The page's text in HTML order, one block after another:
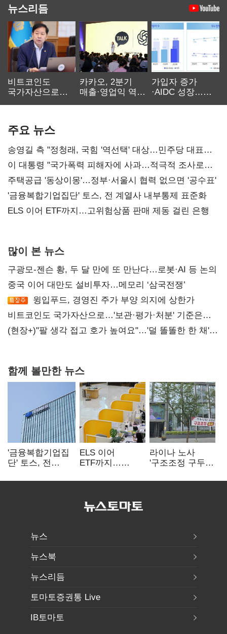
뉴스리듬
비트코인도
국가자산으로…'
카카오, 2분기
매출·영업익 역대
가입자 증가
·AIDC 성장…
주요 뉴스
송영길 측 "정청래, 국힘 '역선택' 대상…민주당 대표로
총선 지휘 못해"
이 대통령 "국가폭력 피해자에 사과…적극적 조사로
진실 밝혀야"
주택공급 '동상이몽'…정부·서울시 협력 없으면 '공수표'
'금융복합기업집단' 토스, 전 계열사 내부통제 표준화
ELS 이어 ETF까지…고위험상품 판매 제동 걸린 은행
많이 본 뉴스
구광모-젠슨 황, 두 달 만에 또 만난다…로봇·AI 등 논의
중국 이어 대만도 설비투자…메모리 ‘삼국전쟁’
윙입푸드, 경영진 주가 부양 의지에 상한가
비트코인도 국가자산으로…'보관·평가·처분' 기준은
숙제
(현장+)"팔 생각 접고 호가 높여요"…'덜 똘똘한 한 채'
함께 볼만한 뉴스
'금융복합기업집
단' 토스, 전
표준화
ELS 이어
ETF까지…
제동 걸린 은행
라이나 노사
'구조조정 구두
뉴스
뉴스북
뉴스리듬
토마토증권통 Live
IB토마토